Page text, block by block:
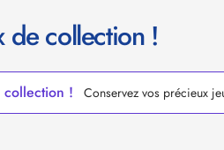
de collection !
collection ! Conservez vos précieux